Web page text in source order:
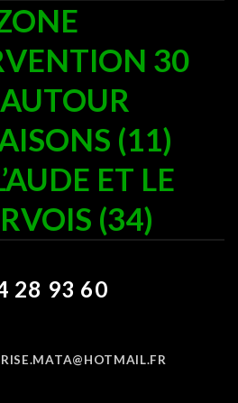
30
(11)
ET LE
(34)
28 93 60